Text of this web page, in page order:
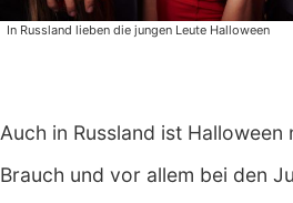
In Russland lieben die jungen Leute Halloween
Auch in Russland ist
Brauch und vor allem bei den